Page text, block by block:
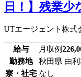
日！】残業少
UTエージェント株式
給与 月収例
勤務地
秋田県 由
寮・社宅 なし